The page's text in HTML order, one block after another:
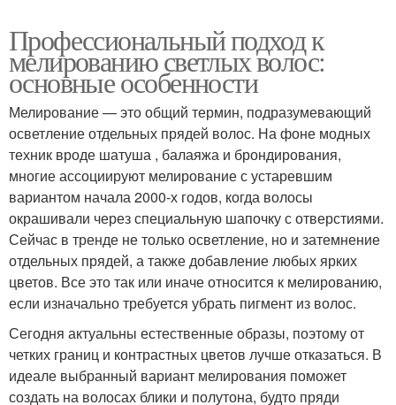
Профессиональный подход к
мелированию светлых волос:
основные особенности
Мелирование — это общий термин, подразумевающий
осветление отдельных прядей волос. На фоне модных
техник вроде шатуша , балаяжа и брондирования,
многие ассоциируют мелирование с устаревшим
вариантом начала 2000-х годов, когда волосы
окрашивали через специальную шапочку с отверстиями.
Сейчас в тренде не только осветление, но и затемнение
отдельных прядей, а также добавление любых ярких
цветов. Все это так или иначе относится к мелированию,
если изначально требуется убрать пигмент из волос.
Сегодня актуальны естественные образы, поэтому от
четких границ и контрастных цветов лучше отказаться. В
идеале выбранный вариант мелирования поможет
создать на волосах блики и полутона, будто пряди